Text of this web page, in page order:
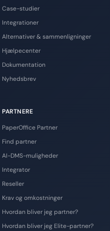
Case-studier
Integrationer
Alternativer & sammenligninger
Hjælpecenter
Dokumentation
Nyhedsbrev
PARTNERE
PaperOffice Partner
Find partner
AI-DMS-muligheder
Integrator
Reseller
Krav og omkostninger
Hvordan bliver jeg partner?
Hvordan bliver jeg Elite-partner?